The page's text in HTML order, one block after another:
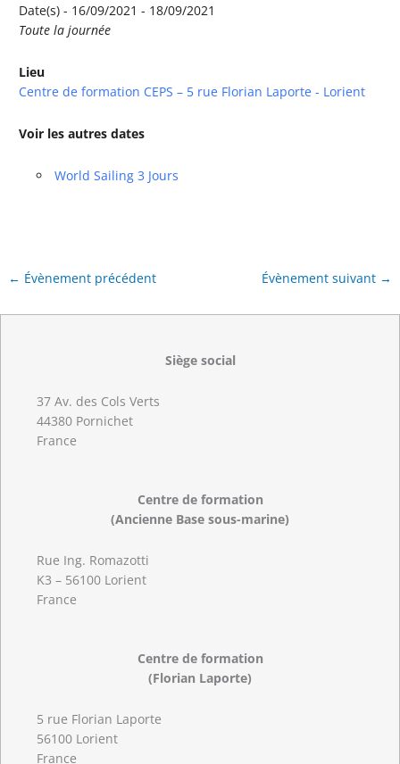
Date(s) - 16/09/2021 - 18/09/2021
Toute la journée
Lieu
Centre de formation CEPS – 5 rue Florian Laporte - Lorient
Voir les autres dates
World Sailing 3 Jours
← Évènement précédent Évènement suivant →
Siège social
37 Av. des Cols Verts
44380 Pornichet
France
Centre de formation
(Ancienne Base sous-marine)
Rue Ing. Romazotti
K3 – 56100 Lorient
France
Centre de formation
(Florian Laporte)
5 rue Florian Laporte
56100 Lorient
France